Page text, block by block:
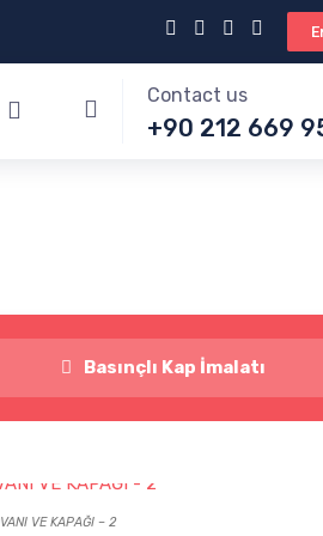
Contact us
+90 212 669
Basınçlı Kap İmalatı
VE KAPAĞI – 2